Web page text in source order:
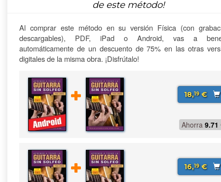
de este método!
Al comprar este método en su versión Física (con
descargables), PDF, iPad o Android, vas a
automáticamente de un descuento de 75% en las otras
digitales de la misma obra. ¡Disfrútalo!
18,19€
Ahorra 9.71
16,19€